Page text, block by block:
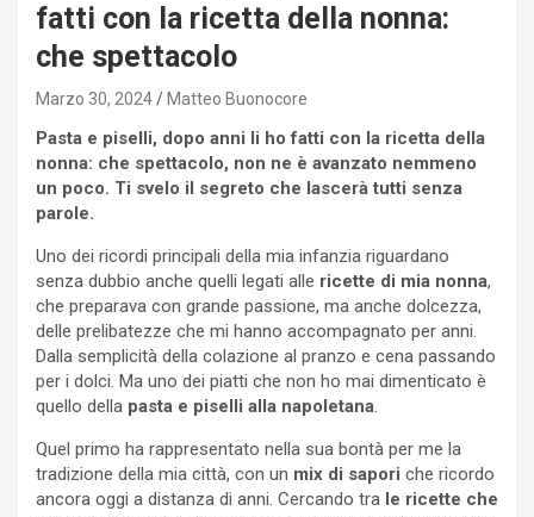
fatti con la ricetta della nonna:
che spettacolo
Marzo 30, 2024 Matteo Buonocore
Pasta e piselli, dopo anni li ho fatti con la ricetta della
nonna: che spettacolo, non ne è avanzato nemmeno
un poco. Ti svelo il segreto che lascerà tutti senza
parole.
Uno dei ricordi principali della mia infanzia riguardano
senza dubbio anche quelli legati alle ricette di mia nonna,
che preparava con grande passione, ma anche dolcezza,
delle prelibatezze che mi hanno accompagnato per anni.
Dalla semplicità della colazione al pranzo e cena passando
per i dolci. Ma uno dei piatti che non ho mai dimenticato è
quello della pasta e piselli alla napoletana.
Quel primo ha rappresentato nella sua bontà per me la
tradizione della mia città, con un mix di sapori che ricordo
ancora oggi a distanza di anni. Cercando tra le ricette che